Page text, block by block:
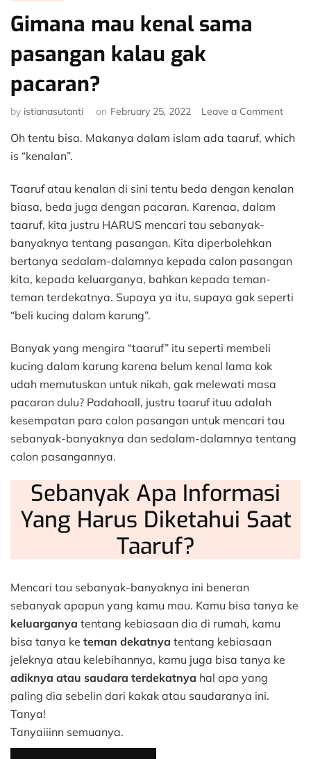
Gimana mau kenal sama
pasangan kalau gak
pacaran?
by istianasutanti on February 25, 2022 Leave a Commenton
mau
Oh tentu bisa. Makanya dalam islam ada taaruf, which
is “kenalan”.
Taaruf atau kenalan di sini tentu beda dengan kenalan
biasa, beda juga dengan pacaran. Karenaa, dalam
taaruf, kita justru HARUS mencari tau sebanyak-
banyaknya tentang pasangan. Kita diperbolehkan
bertanya sedalam-dalamnya kepada calon pasangan
kita, kepada keluarganya, bahkan kepada teman-
teman terdekatnya. Supaya ya itu, supaya gak seperti
“beli kucing dalam karung”.
Banyak yang mengira “taaruf” itu seperti membeli
kucing dalam karung karena belum kenal lama kok
udah memutuskan untuk nikah, gak melewati masa
pacaran dulu? Padahaall, justru taaruf ituu adalah
kesempatan para calon pasangan untuk mencari tau
sebanyak-banyaknya dan sedalam-dalamnya tentang
calon pasangannya.
Sebanyak Apa Informasi
Yang Harus Diketahui Saat
Taaruf?
Mencari tau sebanyak-banyaknya ini beneran
sebanyak apapun yang kamu mau. Kamu bisa tanya ke
keluarganya tentang kebiasaan dia di rumah, kamu
bisa tanya ke teman dekatnya tentang kebiasaan
jeleknya atau kelebihannya, kamu juga bisa tanya ke
adiknya atau saudara terdekatnya hal apa yang
paling dia sebelin dari kakak atau saudaranya ini.
Tanya!
Tanyaiiinn semuanya.